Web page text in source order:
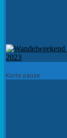
Korte pauze